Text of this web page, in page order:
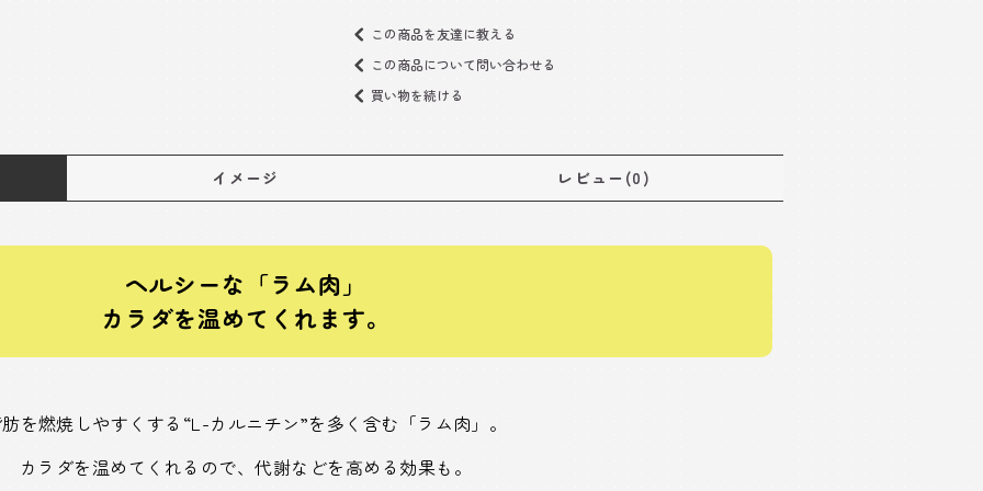
この商品を友達に教える
この商品について問い合わせる
買い物を続ける
イメージ レビュー(0)
ヘルシーな「ラム肉」
カラダを温めてくれます。
を燃焼しやすくする“L-カルニチン”を多く含む「ラム肉」。
カラダを温めてくれるので、代謝などを高める効果も。